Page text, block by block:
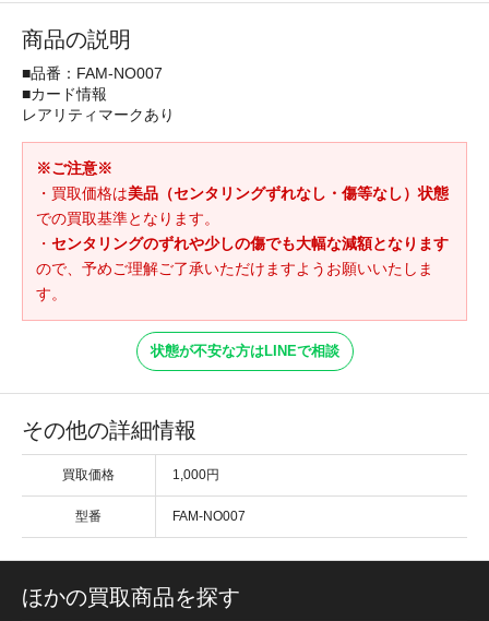
商品の説明
■品番：FAM-NO007
■カード情報
レアリティマークあり
※ご注意※
・買取価格は美品（センタリングずれなし・傷等なし）状態
での買取基準となります。
・ センタリングのずれや少しの傷でも大幅な減額となります
ので、予めご理解ご了承いただけますようお願いいたしま
す。
状態が不安な方はLINEで相談
その他の詳細情報
買取価格 1,000円
型番 FAM-NO007
ほかの買取商品を探す